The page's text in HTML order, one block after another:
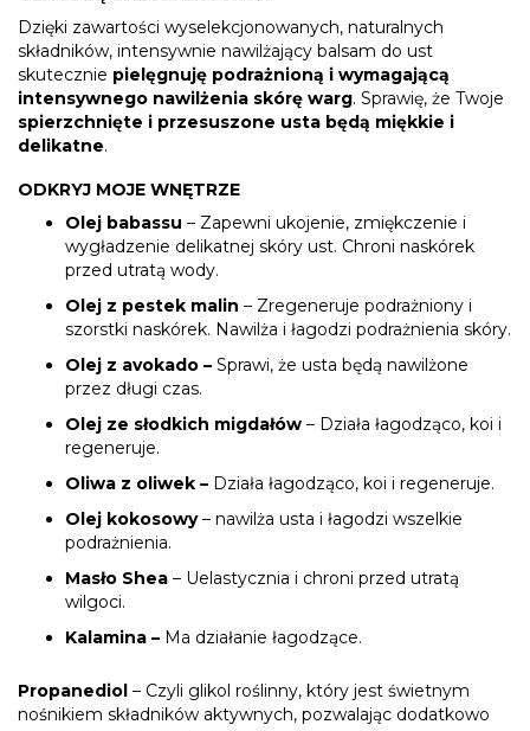
Dzięki zawartości wyselekcjonowanych, naturalnych
składników, intensywnie nawilżający balsam do ust
skutecznie pielęgnuję podrażnioną i wymagającą
intensywnego nawilżenia skórę warg. Sprawię, że Twoje
spierzchnięte i przesuszone usta będą miękkie i
delikatne.
ODKRYJ MOJE WNĘTRZE
Olej babassu – Zapewni ukojenie, zmiękczenie i
wygładzenie delikatnej skóry ust. Chroni naskórek
przed utratą wody.
Olej z pestek malin – Zregeneruje podrażniony i
szorstki naskórek. Nawilża i łagodzi podrażnienia skóry.
Olej z avokado – Sprawi, że usta będą nawilżone
przez długi czas.
Olej ze słodkich migdałów – Działa łagodząco, koi i
regeneruje.
Oliwa z oliwek – Działa łagodząco, koi i regeneruje.
Olej kokosowy– nawilża usta i łagodzi wszelkie
podrażnienia.
Masło Shea – Uelastycznia i chroni przed utratą
wilgoci.
Kalamina – Ma działanie łagodzące.
Propanediol – Czyli glikol roślinny, który jest świetnym
nośnikiem składników aktywnych, pozwalając dodatkowo